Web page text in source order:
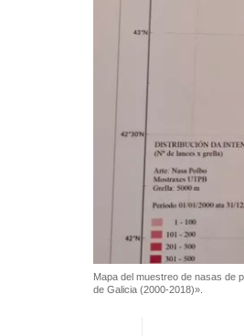
Mapa del muestreo de nasas de
de Galicia (2000-2018)».